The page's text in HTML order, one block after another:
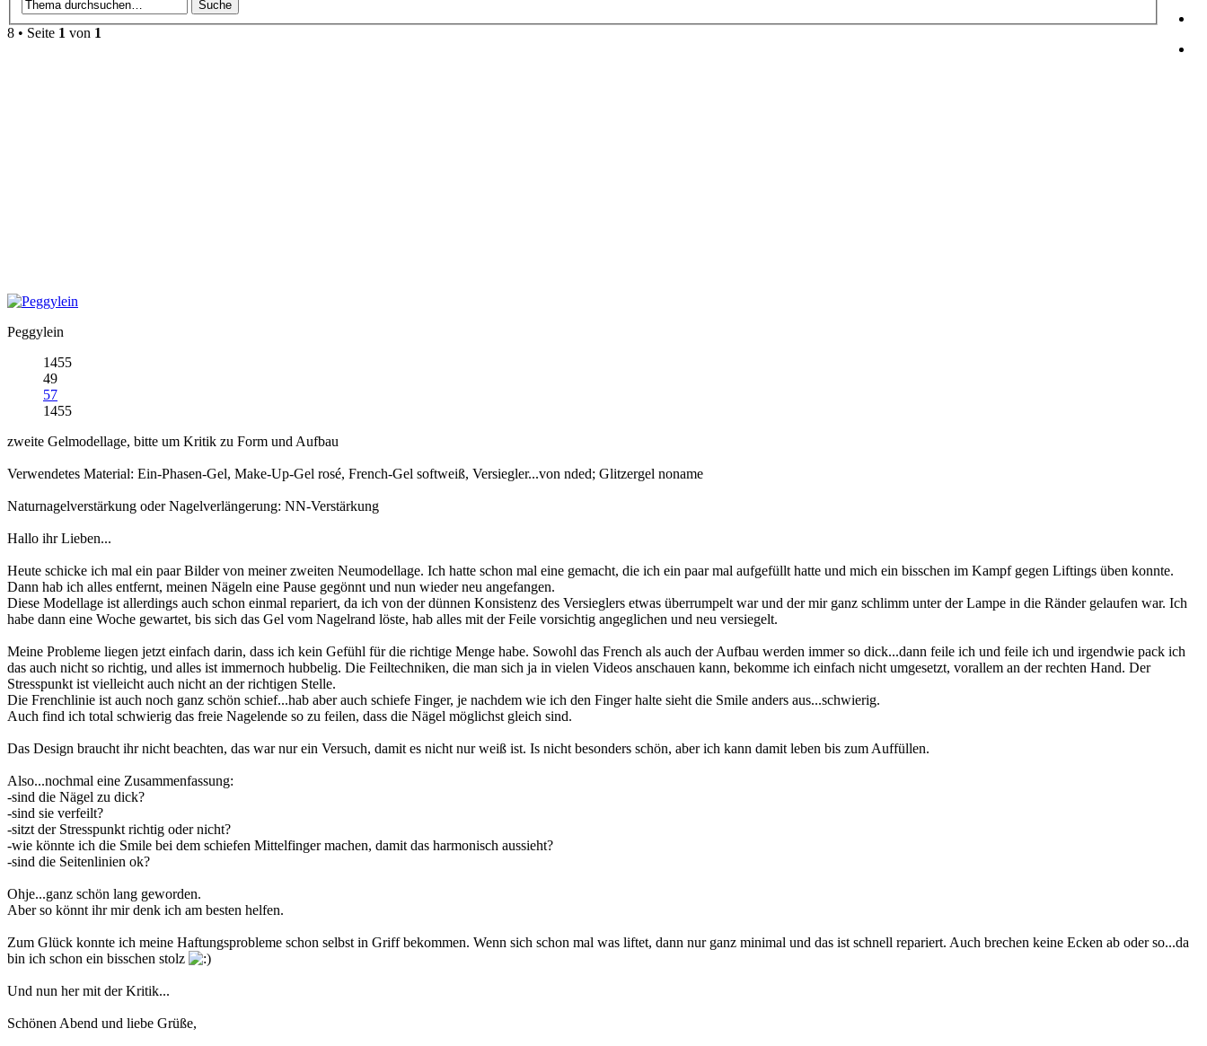
8 • Seite 1 von 1
Peggylein
1455
49
57
1455
zweite Gelmodellage, bitte um Kritik zu Form und Aufbau
Verwendetes Material: Ein-Phasen-Gel, Make-Up-Gel rosé, French-Gel softweiß, Versiegler...von nded; Glitzergel noname
Naturnagelverstärkung oder Nagelverlängerung: NN-Verstärkung
Hallo ihr Lieben...
Heute schicke ich mal ein paar Bilder von meiner zweiten Neumodellage. Ich hatte schon mal eine gemacht, die ich ein paar mal aufgefüllt hatte und mich ein bisschen im Kampf gegen Liftings üben konnte.
Dann hab ich alles entfernt, meinen Nägeln eine Pause gegönnt und nun wieder neu angefangen.
Diese Modellage ist allerdings auch schon einmal repariert, da ich von der dünnen Konsistenz des Versieglers etwas überrumpelt war und der mir ganz schlimm unter der Lampe in die Ränder gelaufen war. Ich
habe dann eine Woche gewartet, bis sich das Gel vom Nagelrand löste, hab alles mit der Feile vorsichtig angeglichen und neu versiegelt.
Meine Probleme liegen jetzt einfach darin, dass ich kein Gefühl für die richtige Menge habe. Sowohl das French als auch der Aufbau werden immer so dick...dann feile ich und feile ich und irgendwie pack ich
das auch nicht so richtig, und alles ist immernoch hubbelig. Die Feiltechniken, die man sich ja in vielen Videos anschauen kann, bekomme ich einfach nicht umgesetzt, vorallem an der rechten Hand. Der
Stresspunkt ist vielleicht auch nicht an der richtigen Stelle.
Die Frenchlinie ist auch noch ganz schön schief...hab aber auch schiefe Finger, je nachdem wie ich den Finger halte sieht die Smile anders aus...schwierig.
Auch find ich total schwierig das freie Nagelende so zu feilen, dass die Nägel möglichst gleich sind.
Das Design braucht ihr nicht beachten, das war nur ein Versuch, damit es nicht nur weiß ist. Is nicht besonders schön, aber ich kann damit leben bis zum Auffüllen.
Also...nochmal eine Zusammenfassung:
-sind die Nägel zu dick?
-sind sie verfeilt?
-sitzt der Stresspunkt richtig oder nicht?
-wie könnte ich die Smile bei dem schiefen Mittelfinger machen, damit das harmonisch aussieht?
-sind die Seitenlinien ok?
Ohje...ganz schön lang geworden.
Aber so könnt ihr mir denk ich am besten helfen.
Zum Glück konnte ich meine Haftungsprobleme schon selbst in Griff bekommen. Wenn sich schon mal was liftet, dann nur ganz minimal und das ist schnell repariert. Auch brechen keine Ecken ab oder so...da
bin ich schon ein bisschen stolz
Und nun her mit der Kritik...
Schönen Abend und liebe Grüße,